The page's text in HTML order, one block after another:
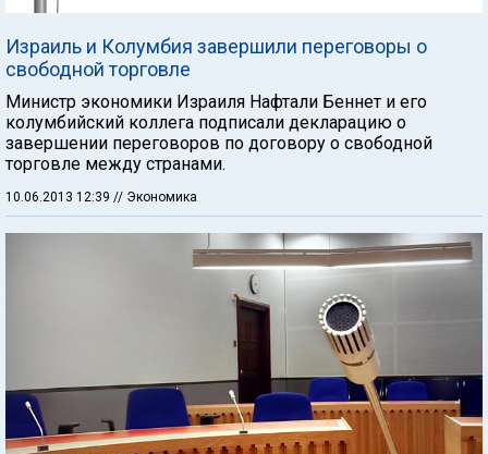
Израиль и Колумбия завершили переговоры о
свободной торговле
Министр экономики Израиля Нафтали Беннет и его
колумбийский коллега подписали декларацию о
завершении переговоров по договору о свободной
торговле между странами.
10.06.2013 12:39 // Экономика